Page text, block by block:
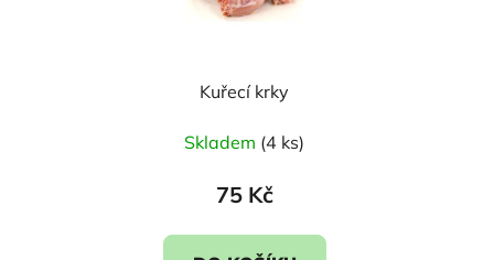
Kuřecí krky
Skladem (4 ks)
75 Kč